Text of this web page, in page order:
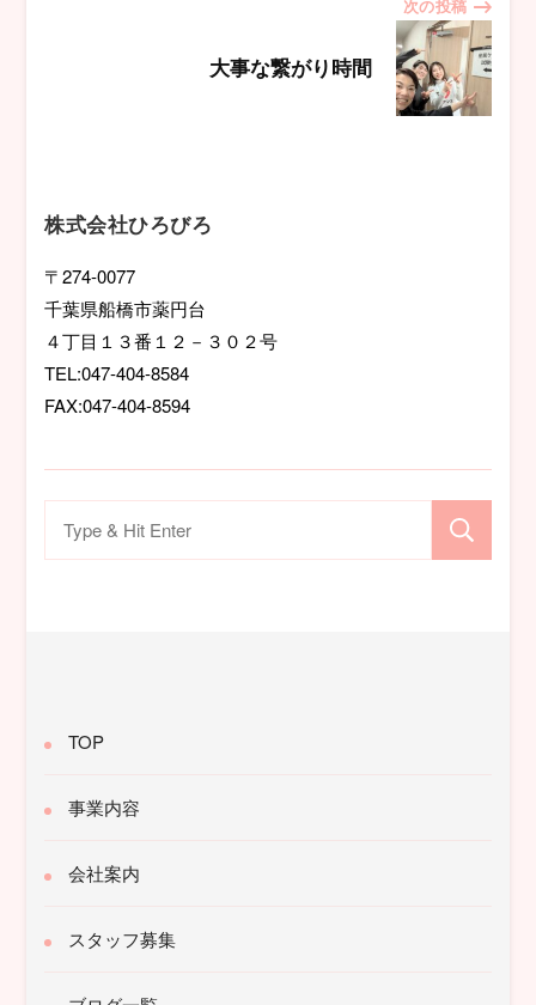
シ
ョ
ン
次の投稿
大事な繋がり時間
株式会社ひろびろ
〒274-0077
千葉県船橋市薬円台
４丁目１３番１２－３０２号
TEL:047-404-8584
FAX:047-404-8594
TOP
事業内容
会社案内
スタッフ募集